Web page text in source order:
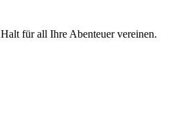
für all Ihre Abenteuer vereinen.